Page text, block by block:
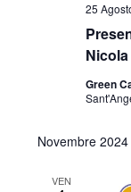
25
Green
Novembre 2024
VEN